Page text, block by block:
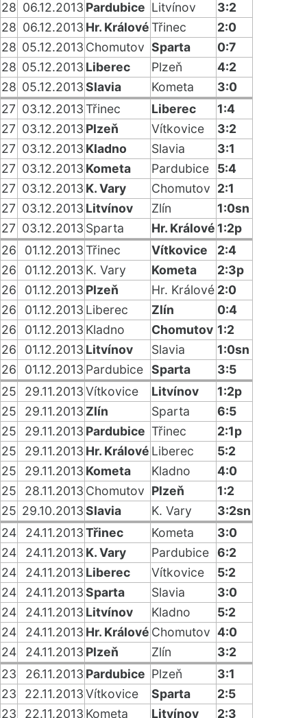
28 06.12.2013 Pardubice Litvínov
3:2
28 06.12.2013 Hr. KrálovéTřinec
2:0
28 05.12.2013 Chomutov Sparta
0:7
28 05.12.2013 Liberec Plzeň
4:2
28 05.12.2013Slavia Kometa
3:0
27 03.12.2013Třinec Liberec
1:4
27 03.12.2013 Plzeň Vítkovice
3:2
27 03.12.2013 Kladno Slavia
3:1
27 03.12.2013 Kometa Pardubice
5:4
27 03.12.2013 K. Vary Chomutov 2:1
27 03.12.2013 Litvínov Zlín
1:0sn
27 03.12.2013 Sparta Hr. Králové 1:2p
26
01.12.2013Třinec Vítkovice
2:4
26
01.12.2013 K. Vary Kometa
2:3p
26
01.12.2013 Plzeň Hr. Králové 2:0
26
01.12.2013 Liberec Zlín
0:4
26
01.12.2013 Kladno Chomutov 1:2
26
01.12.2013 Litvínov Slavia
1:0sn
26
01.12.2013 Pardubice Sparta
3:5
25
29.11.2013Vítkovice Litvínov
1:2p
25
29.11.2013 Zlín Sparta
6:5
25
29.11.2013 Pardubice Třinec
2:1p
25
29.11.2013 Hr. Králové Liberec
5:2
25
29.11.2013 Kometa Kladno
4:0
25
28.11.2013 Chomutov Plzeň
1:2
25 29.10.2013Slavia K. Vary
3:2sn
24
24.11.2013Třinec Kometa
3:0
24
24.11.2013 K. Vary Pardubice 6:2
24
24.11.2013 Liberec Vítkovice
5:2
24
24.11.2013Sparta Slavia
3:0
24
24.11.2013 Litvínov Kladno
5:2
24
24.11.2013 Hr. Králové Chomutov 4:0
24
24.11.2013 Plzeň Zlín
3:2
23
26.11.2013 Pardubice Plzeň
3:1
23
22.11.2013Vítkovice Sparta
2:5
23
22.11.2013 Kometa Litvínov 2:3